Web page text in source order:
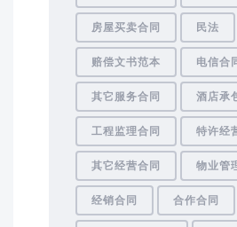
房屋买卖合同 民法
赔偿文书范本 电信合
其它服务合同 酒店承
工程监理合同 特许经
其它经营合同 物业管
经销合同 合作合同